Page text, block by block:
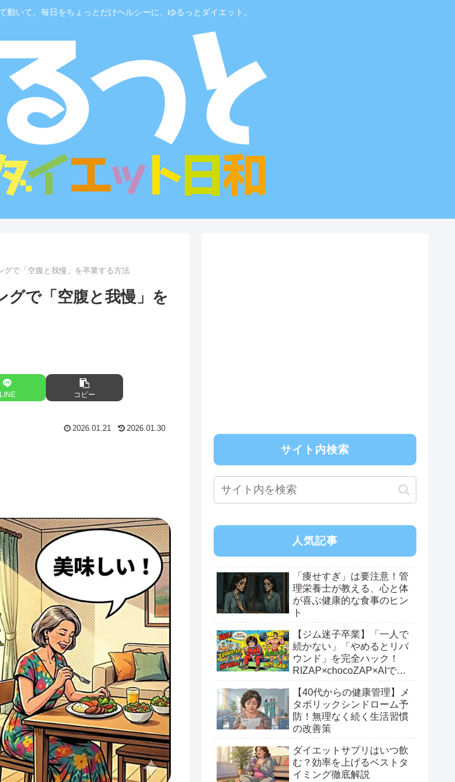
動いて、毎日をちょっとだけヘルシーに、ゆるっとダイエット。
で「空腹と我慢」を卒業する方法
グで「空腹と我慢」を
LINE コピー
2026.01.21 2026.01.30
サイト内検索
人気記事
「痩せすぎ」は要注意！管
理栄養士が教える、心と体
が喜ぶ健康的な食事のヒン
ト
【ジム迷子卒業】「一人で
続かない」「やめるとリバ
ウンド」を完全ハック！
RIZAP×chocoZAP×AIで繋
マップ
【40代からの健康管理】メ
タボリックシンドローム予
防！無理なく続く生活習慣
の改善策
ダイエットサプリはいつ飲
む？効率を上げるベストタ
イミング徹底解説